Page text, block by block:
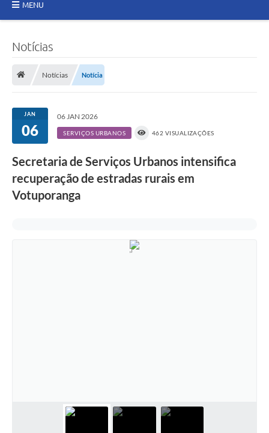
MENU
A História
Notícias
Prestação de Contas
Audiências Públicas
Notícias
Notícias Notícia
JAN
06
06 JAN 2026
SERVIÇOS URBANOS 462 VISUALIZAÇÕES
Secretaria de Serviços Urbanos intensifica
recuperação de estradas rurais em
Votuporanga